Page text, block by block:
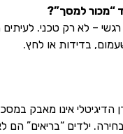
“מכור למסך”?
רגשי – לא רק טכני.
בדידות או לחץ.
הדיגיטלי אינו מאבק
ילדים “בריאים” הם